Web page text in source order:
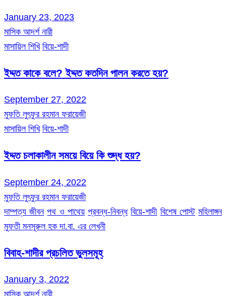
January 23, 2023
মাসিক আদর্শ নারী
মাসায়িল শিখি বিয়ে-শাদী
ইদ্দত কাকে বলে? ইদ্দত কতদিন পালন করতে হয়?
September 27, 2022
মুফতি লুৎফুর রহমান ফরায়েজী
মাসায়িল শিখি বিয়ে-শাদী
ইদ্দত চলাকালীন সময়ে বিয়ে কি শুদ্ধ হয়?
September 24, 2022
মুফতি লুৎফুর রহমান ফরায়েজী
দাম্পত্য জীবন পথ ও পাথেয় প্রবন্ধ-নিবন্ধ বিয়ে-শাদী বিশেষ পোস্ট মহিলাঙ্গন
মুফতী মনসূরুল হক দা.বা. এর লেখনী
বিবাহ-শাদীর প্রচলিত ভুলসমূহ
January 3, 2022
মাসিক আদর্শ নারী